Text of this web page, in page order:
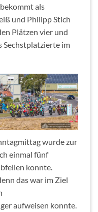
als
und Philipp Stich
Plätzen vier und
Sechstplatzierte im
wurde zur
einmal fünf
konnte.
das war im Ziel
aufweisen konnte.